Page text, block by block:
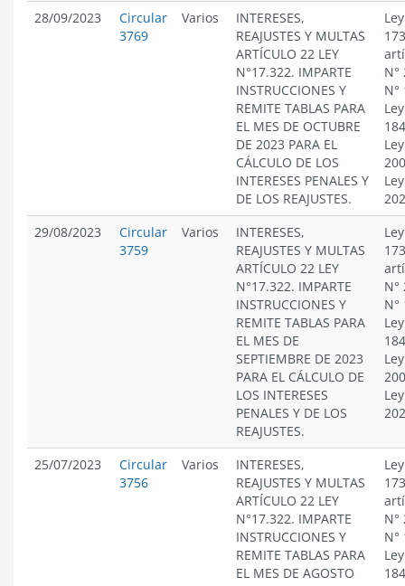
28/09/2023
Circular
3769
Varios
INTERESES,
REAJUSTES Y MULTAS
ARTÍCULO 22 LEY
N°17.322. IMPARTE
INSTRUCCIONES Y
REMITE TABLAS PARA
EL MES DE OCTUBRE
DE 2023 PARA EL
CÁLCULO DE LOS
INTERESES PENALES Y
DE LOS REAJUSTES.
N°
N°
29/08/2023
Circular
3759
Varios
INTERESES,
REAJUSTES Y MULTAS
ARTÍCULO 22 LEY
N°17.322. IMPARTE
INSTRUCCIONES Y
REMITE TABLAS PARA
EL MES DE
SEPTIEMBRE DE 2023
PARA EL CÁLCULO DE
LOS INTERESES
PENALES Y DE LOS
REAJUSTES.
N°
N°
25/07/2023
Circular
3756
Varios
INTERESES,
REAJUSTES Y MULTAS
ARTÍCULO 22 LEY
N°17.322. IMPARTE
INSTRUCCIONES Y
REMITE TABLAS PARA
EL MES DE AGOSTO
N°
N°